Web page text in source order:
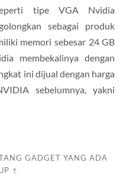
tipe VGA Nvidia
sebagai produk
memori sebesar 24 GB
membekalinya dengan
ini dijual dengan harga
sebelumnya, yakni
GADGET YANG ADA
↑